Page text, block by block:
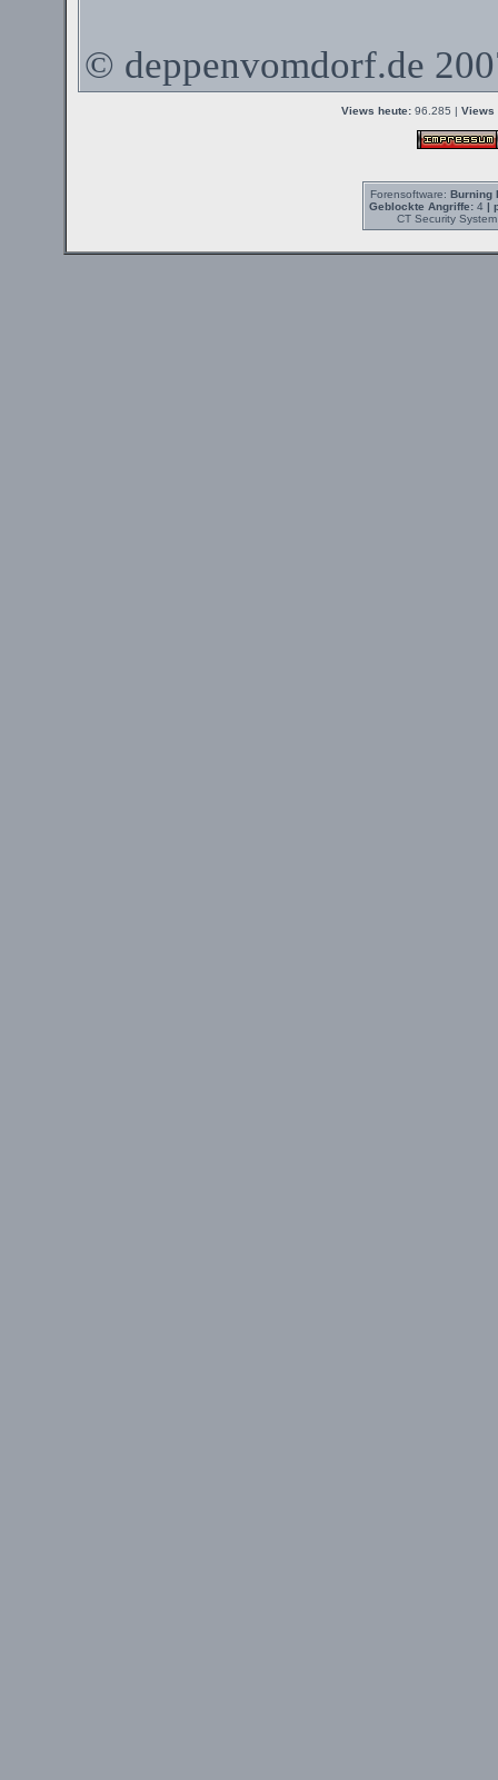
© deppenvomdorf.de
Views heute: 96.285 | Views
Forensoftware: Burning
Geblockte Angriffe:4 |
CT Security